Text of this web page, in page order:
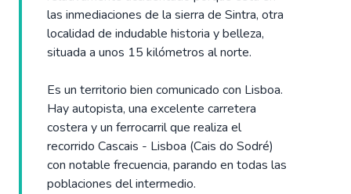
las inmediaciones de la sierra de Sintra, otra
localidad de indudable historia y belleza,
situada a unos 15 kilómetros al norte.
Es un territorio bien comunicado con Lisboa.
Hay autopista, una excelente carretera
costera y un ferrocarril que realiza el
recorrido Cascais - Lisboa (Cais do Sodré)
con notable frecuencia, parando en todas las
poblaciones del intermedio.